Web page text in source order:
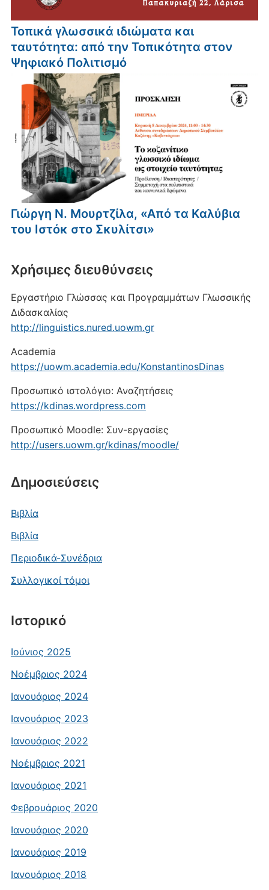
Τοπικά γλωσσικά ιδιώματα και
ταυτότητα: από την Τοπικότητα στον
Ψηφιακό Πολιτισμό
Γιώργη Ν. Μουρτζίλα, «Από τα Καλύβια
του Ιστόκ στο Σκυλίτσι»
Xρήσιμες διευθύνσεις
Εργαστήριο Γλώσσας και Προγραμμάτων Γλωσσικής
Διδασκαλίας
http://linguistics.nured.uowm.gr
Academia
https://uowm.academia.edu/KonstantinosDinas
Προσωπικό ιστολόγιο: Αναζητήσεις
https://kdinas.wordpress.com
Προσωπικό Moodle: Συν-εργασίες
http://users.uowm.gr/kdinas/moodle/
Δημοσιεύσεις
Βιβλία
Βιβλία
Περιοδικά-Συνέδρια
Συλλογικοί τόμοι
Ιστορικό
Ιούνιος 2025
Νοέμβριος 2024
Ιανουάριος 2024
Ιανουάριος 2023
Ιανουάριος 2022
Νοέμβριος 2021
Ιανουάριος 2021
Φεβρουάριος 2020
Ιανουάριος 2020
Ιανουάριος 2019
Ιανουάριος 2018